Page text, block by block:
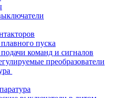
пуска
команд и сигналов
преобразователи